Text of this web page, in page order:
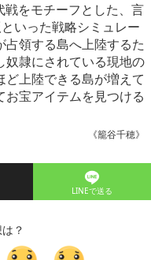
戦をモチーフとした、言
いった戦略シミュレー
領する島へ上陸するた
奴隷にされている現地の
上陸できる島が増えて
宝アイテムを見つける
《籠谷千穂》
LINEで送る
？